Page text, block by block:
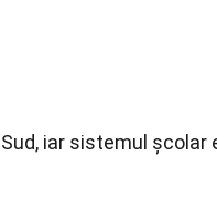
iar sistemul